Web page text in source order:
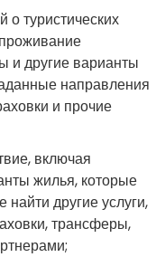
о туристических
и другие варианты
направления
и прочие
включая
жилья, которые
другие услуги,
трансферы,